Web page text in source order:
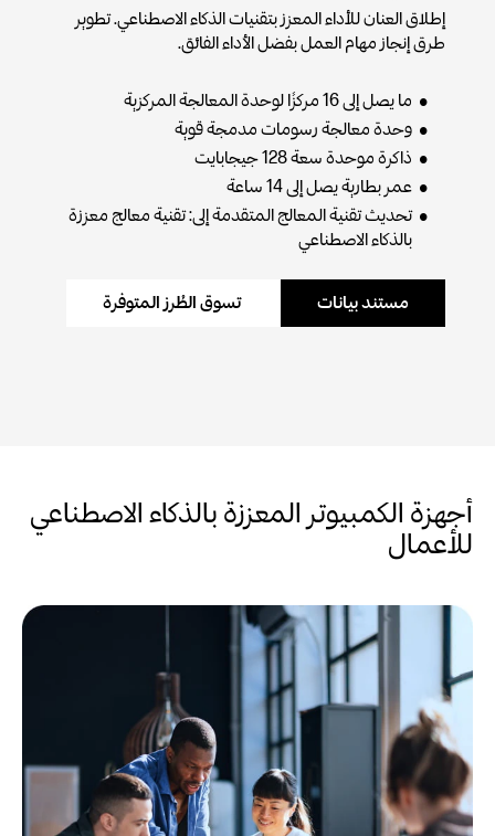
إطلاق العنان للأداء المعزز بتقنيات الذكاء الاصطناعي. تطوير
طرق إنجاز مهام العمل بفضل الأداء الفائق.
ما يصل إلى 16 مركزًا لوحدة المعالجة المركزية
وحدة معالجة رسومات مدمجة قوية
ذاكرة موحدة سعة 128 جيجابايت
عمر بطارية يصل إلى 14 ساعة
تحديث تقنية المعالج المتقدمة إلى: تقنية معالج معززة
بالذكاء الاصطناعي
مستند بيانات تسوق الطُرز المتوفرة
أجهزة الكمبيوتر المعززة بالذكاء الاصطناعي
للأعمال